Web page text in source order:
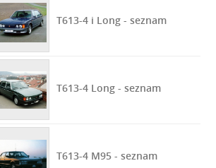
T613-4 i Long - seznam
T613-4 Long - seznam
T613-4 M95 - seznam